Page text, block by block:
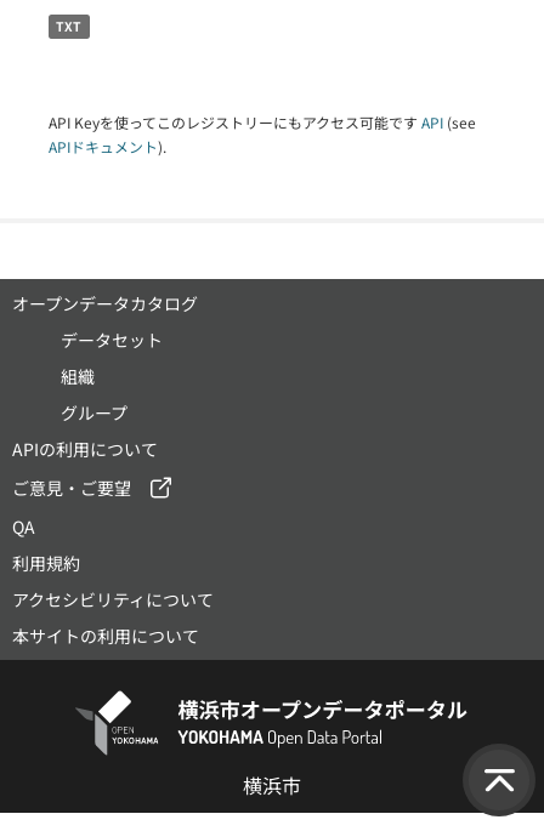
TXT
API Keyを使ってこのレジストリーにもアクセス可能です API (see
APIドキュメント).
オープンデータカタログ
データセット
組織
グループ
APIの利用について
ご意見・ご要望
QA
利用規約
アクセシビリティについて
本サイトの利用について
横浜市